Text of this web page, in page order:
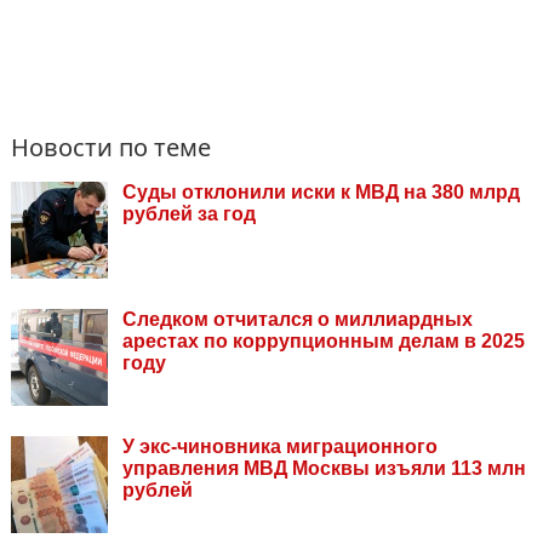
Новости по теме
Суды отклонили иски к МВД на 380 млрд
рублей за год
Следком отчитался о миллиардных
арестах по коррупционным делам в 2025
году
У экс-чиновника миграционного
управления МВД Москвы изъяли 113 млн
рублей